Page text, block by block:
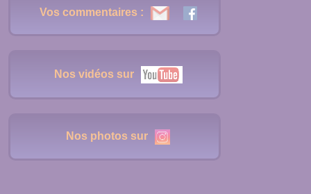
Vos commentaires :
Nos vidéos sur
Nos photos sur